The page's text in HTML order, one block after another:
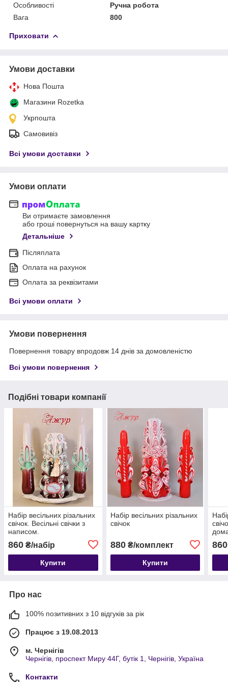
Особливості
Ручна робота
Вага
800
Приховати
Умови доставки
Нова Пошта
Магазини Rozetka
Укрпошта
Самовивіз
Всі умови доставки
Умови оплати
Ви отримаєте замовлення
або гроші повернуться на вашу картку
Детальніше
Післяплата
Оплата на рахунок
Оплата за реквізитами
Всі умови оплати
Умови повернення
Повернення товару впродовж 14 днів за домовленістю
Всі умови повернення
Подібні товари компанії
Набір весільних різальних
свічок. Весільні свічки з
написом.
860 ₴/набір
Купити
Набір весільних різальних
свічок
880₴/комплект
Купити
860
Про нас
100% позитивних з 10 відгуків за рік
Працює з 19.08.2013
м. Чернігів
Чернігів, проспект Миру 44Г, бутік 1, Чернігів, Україна
Контакти